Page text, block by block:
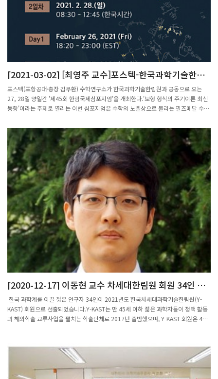
하성(26)·전문희(24)·김세엽(25)·신호욱(25) ▲라이언로켓 정승환(28)·문형준
(25)·박준형(27) ▲슬릭코퍼레이션 최대호(27) ▲코드잇 강영훈(25)·이윤수(25) ▲
글로랑 황태일(28) ▲레드윗 김지원(26) ▲클라썸 이채린(24) ▲테이블매니저 최훈
민(25) ▲해피문데이 부혜은(29)·김도진(29) ▲더카본스튜디오 김기민(28) ▲뉴빌
리티 이상민(23) ▲마스오토 박일수(29) ▲JUNI ESSENTIALS1(한국 스타트업 ‘닥터
노아’의 미국 법인) Seul(Kathy) Ku(29)[newsis.com인용]
[2021-03-02] [최영주 교수]포스텍-한국과학기술한림
원, ‘제45회 한림국제심포지엄’ 개최
포스텍(포항공대·총장 김무환) 수학연구소가 한국과학기술한림원과 공동으로 오는
27, 28일 양일간 '제45회 한림국제심포지엄'을 개최한다.'보형 형식의 주기이론 최신
동향'이라는 주제로 열리는 이번 심포지엄은 수학의 노벨상으로 불리는 필즈메달 수상
심 난제에 관한 토론과 강연을 펼칠 예정이다.특히 27일 미국 명문 캘리포니아 버클리
대학 신석우 교수와 공동으로 운영되는 프로그램에는 2018년 필즈메달 수상자 벤카테
시 교수, 워릭대학 김민형 석좌교수 등 6명의 수학계 최고 연사들이 함께 자리한다.최
영주 포스텍수학연구소(PMI) 소장은 "이번 한림국제심포지엄은 국내 수학의 저변을
넓히는 발판이 될 것"이라며 "세계 석학과의 연구 교류를 활성화하고, 차세대 연구그
룹이 세계적인 수준으로 발전하는 계기가 되길 기대한다"고 했다.한민구 한국과학기술
한림원 원장은 "이번 심포지엄이 21세기 수학 핵심 난제 해결의 실마리를 찾는 자리가
됐으면 한다"고 했다.심포지엄은 유튜브(https://youtu.be/Wr4oKg2nkeo)로 생중
계된다.[매일신문]발췌
[2020-12-17] 이동현 교수 차세대한림원 회원 34인 선
출
한국 과학계를 이끌 젊은 연구자 34인이 2021년도 한국차세대과학기술한림원(Y-
KAST) 회원으로 선출되었습니다.Y-KAST는 만 45세 이하 젊은 과학자들이 정책 활동
과 해외학술 교류사업을 펼치는 학술단체로 2017년 출범했으며, Y-KAST 회원은 43
술리더를 선출합니다.이동현 교수는 해석학 및 응용수학 분야에서 차별화된 방법론으
로 접근하며 주목받는 젊은 수학자로, 통계물리학의 대표적인 방정식이자 희박기체의
움직임을 설명하는 볼츠만 방정식 경계조건문제에 관한 수학적 해의 성질들과 평형상
태로의 수렴성을 규명하고 통계물리학에서의 편미분방정식 문제를 해결하는 업적을